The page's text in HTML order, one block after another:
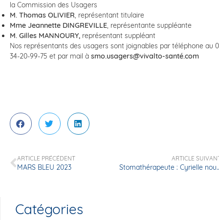
la Commission des Usagers
M. Thomas OLIVIER, représentant titulaire
Mme Jeannette DINGREVILLE, représentante suppléante
M. Gilles MANNOURY, représentant suppléant
Nos représentants des usagers sont joignables par téléphone au
34-20-99-75 et par mail à smo.usagers@vivalto-santé.com
ARTICLE PRÉCÉDENT
MARS BLEU 2023
ARTICLE
Stomathérapeute :
Catégories